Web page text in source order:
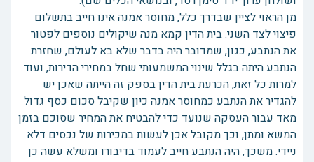
מן הראוי לציין שבדרך כלל, מחוסר אמנה אינו חייב בתשלום
פיצוי לצד השני. בית הדין קמא מנה שיקולים נוספים לפטור
את הנתבע, כגון, שמדובר היה בדבר שלא בא לעולם, שחזרת
הנתבע היתה בגלל שינוי המשמעותי שחל במחירי הדירות, ועוד.
למרות כל זאת, הכרעת בית הדין בספק זה הייתה שאכן יש
להגדיר את הנתבע כמחוסר אמנה כיון שקיבל סכום כסף גדול
מאד עבור העסקה שנועד כדי להבטיח את המחיר שסוכם בזמן
המשא ומתן, וכך מקובל אכן לעשות במכירות של נכסים דלא
ניידי. משכך, היה הנתבע חייב לעמוד בדיבורו ומשלא עשה כן